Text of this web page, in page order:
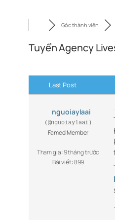
Góc thành viên
Tuyển Agency
Last Post
nguoiaylaai
(@nguoiaylaai)
Famed Member
Tham gia: 9 tháng trước
Bài viết: 899